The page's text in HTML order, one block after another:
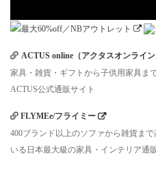
ACTUS online（アクタスオンライン
家具・雑貨・ギフトから子供用家具ま
ACTUS公式通販サイト
FLYMEe/フライミー
400ブランド以上のソファから雑貨ま
いる日本最大級の家具・インテリア通